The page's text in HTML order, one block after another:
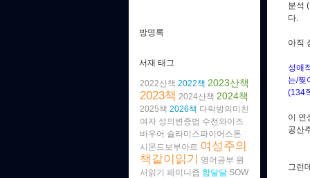
분석
다.
아직
성애
는/찢
(134
이 연
공산
그런
방명록
서재 태그
2022산책 2022책 2023산책
2023책 2024산책 2024책
2025책 2026책 다락방의미친
여자 성의변증법 수전와이즈
바우어 슐라미스파이어스톤
시몬드보부아르 여성주의
책같이읽기 영어공부 원
서읽기 페미니즘 함달달 SOW